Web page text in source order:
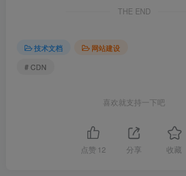
THE END
技术文档
网站建设
# CDN
喜欢就支持一下吧
点赞 12 分享 收藏